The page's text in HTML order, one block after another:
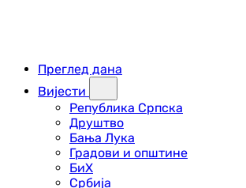
Преглед дана
Вијести
Република Српска
Друштво
Бања Лука
Градови и општине
БиХ
Србија